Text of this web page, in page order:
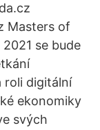
Masters of
se bude
roli digitální
ekonomiky
svých